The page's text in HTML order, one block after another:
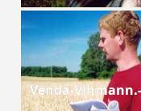
Venda-